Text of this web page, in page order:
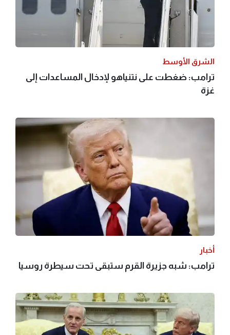
الشرق الأوسط
ترامب: ضغطت على نتنياهو لإدخال المساعدات إلى
غزة
أخبار
ترامب: شبه جزيرة القرم ستبقى تحت سيطرة روسيا